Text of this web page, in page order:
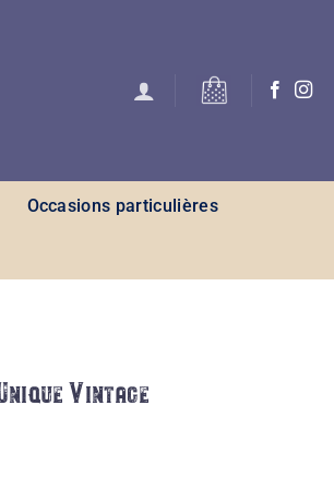
Occasions particulières
Vintage